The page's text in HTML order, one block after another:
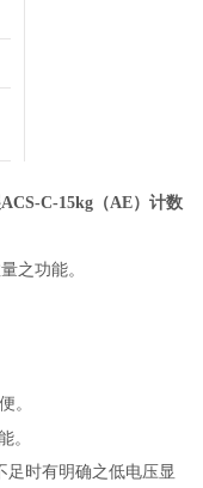
C-15kg（AE）计数
之功能。
。
。
足时有明确之低电压显